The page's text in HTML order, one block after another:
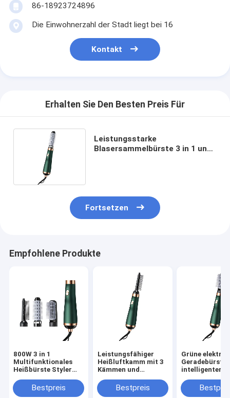
86-18923724896
Die Einwohnerzahl der Stadt liegt bei 16
Kontakt
Erhalten Sie Den Besten Preis Für
Leistungsstarke
Blasersammelbürste 3 in 1 und
Fortsetzen
Empfohlene Produkte
800W 3 in 1
Multifunktionales
Heißbürste Styler
Schnelle Trocknung
Anpassbare Farben
Bestpreis
Leistungsfähiger
Heißluftkamm mit 3
Kämmen und
Design für Salon-
Styling
Bestpreis
Grüne
Geradebürste
intelligenter